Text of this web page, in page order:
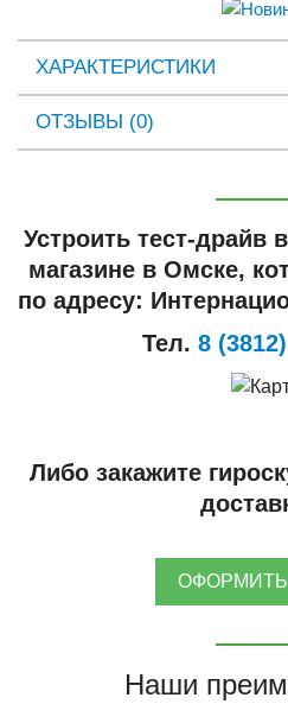
ХАРАКТЕРИСТИКИ
ОТЗЫВЫ (0)
Устроить тест-
магазине в Омске,
по адресу:
Тел. 8
Либо закажите
ОФОРМИТЬ
Наши